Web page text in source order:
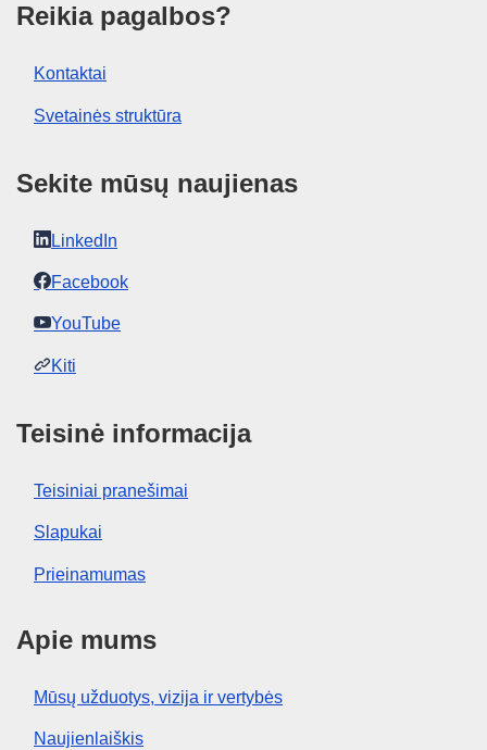
Reikia pagalbos?
Kontaktai
Svetainės struktūra
Sekite mūsų naujienas
LinkedIn
Facebook
YouTube
Kiti
Teisinė informacija
Teisiniai pranešimai
Slapukai
Prieinamumas
Apie mums
Mūsų užduotys, vizija ir vertybės
Naujienlaiškis